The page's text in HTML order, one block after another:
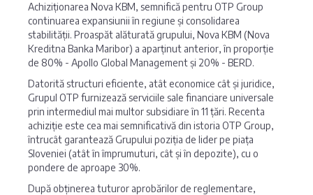
Achiziționarea Nova KBM, semnifică pentru OTP Group
continuarea expansiunii în regiune și consolidarea
stabilității. Proaspăt alăturată grupului, Nova KBM (Nova
Kreditna Banka Maribor) a aparținut anterior, în proporție
de 80% - Apollo Global Management și 20% - BERD.
Datorită structuri eficiente, atât economice cât și juridice,
Grupul OTP furnizează serviciile sale financiare universale
prin intermediul mai multor subsidiare în 11 țări. Recenta
achiziție este cea mai semnificativă din istoria OTP Group,
întrucât garantează Grupului poziția de lider pe piața
Sloveniei (atât în împrumuturi, cât și în depozite), cu o
pondere de aproape 30%.
După obținerea tuturor aprobărilor de reglementare,